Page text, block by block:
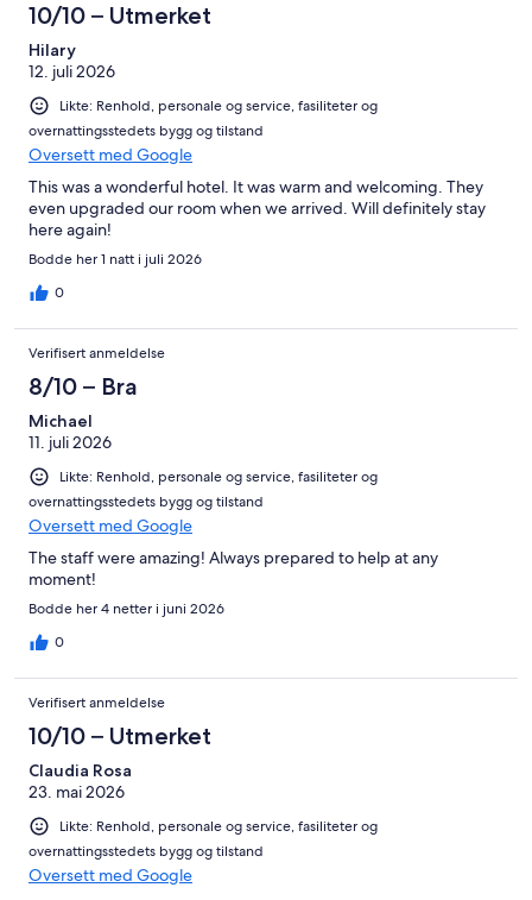
10/10 – Utmerket
Hilary
12. juli 2026
Likte: Renhold, personale og service, fasiliteter og
overnattingsstedets bygg og tilstand
Oversett med Google
This was a wonderful hotel. It was warm and welcoming. They
even upgraded our room when we arrived. Will definitely stay
here again!
Bodde her 1 natt i juli 2026
0
Verifisert anmeldelse
8/10 – Bra
Michael
11. juli 2026
Likte: Renhold, personale og service, fasiliteter og
overnattingsstedets bygg og tilstand
Oversett med Google
The staff were amazing! Always prepared to help at any
moment!
Bodde her 4 netter i juni 2026
0
Verifisert anmeldelse
10/10 – Utmerket
Claudia Rosa
23. mai 2026
Likte: Renhold, personale og service, fasiliteter og
overnattingsstedets bygg og tilstand
Oversett med Google